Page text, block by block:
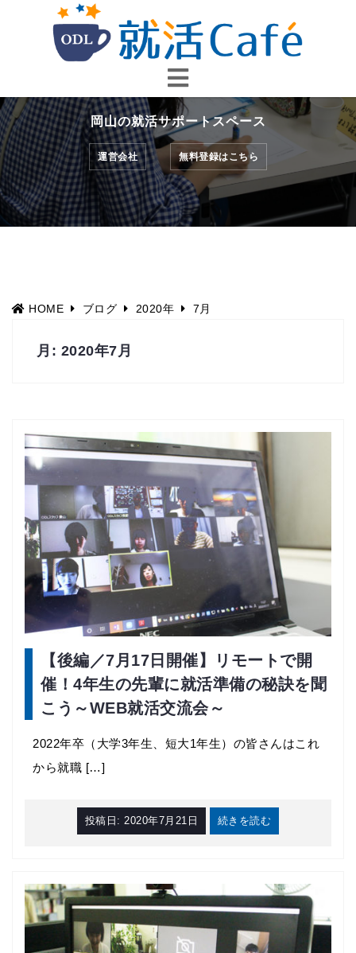
へ
ス
キ
ッ
プ
岡山の就活サポートスペース
運営会社 無料登録はこちら
HOME ブログ 2020年 7月
月: 2020年7月
【後編／7月17日開催】リモートで開
催！4年生の先輩に就活準備の秘訣を聞
こう～WEB就活交流会～
2022年卒（大学3年生、短大1年生）の皆さんはこれ
から就職 […]
投稿日:2020年7月21日 続きを読む